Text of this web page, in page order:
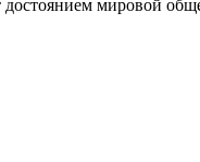
мировой